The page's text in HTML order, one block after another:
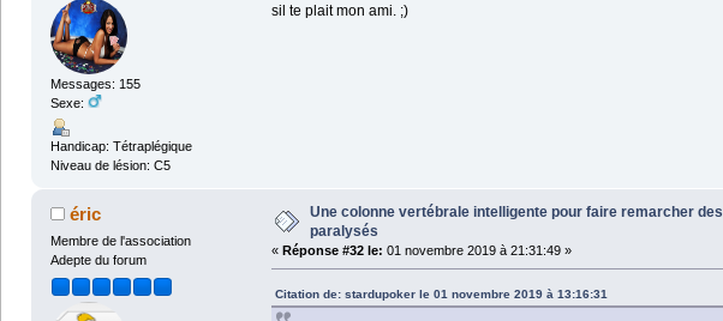
Messages: 155
Sexe:
Handicap: Tétraplégique
Niveau de lésion: C5
sil te plait mon ami. ;)
éric
Membre de l'association
Adepte du forum
Une colonne vertébrale intelligente pour faire remarcher des
paralysés
« Réponse #32 le: 01 novembre 2019 à 21:31:49 »
Citation de: stardupoker le 01 novembre 2019 à 13:16:31